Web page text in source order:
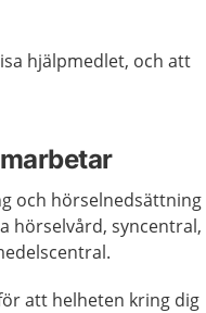
hjälpmedlet, och att
och hörselnedsättning
hörselvård, syncentral,
att helheten kring dig